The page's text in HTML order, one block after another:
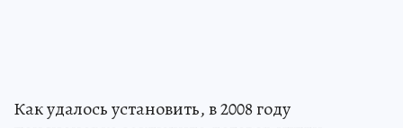
Как удалось установить, в 2008 году